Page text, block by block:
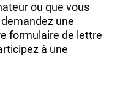
ou que vous
une
formulaire de lettre
à une